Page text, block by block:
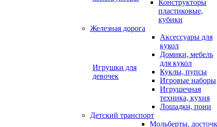
Конструкторы
пластиковые,
кубики
Железная дорога
Игрушки для
девочек
Аксессуары для
кукол
Домики, мебель
для кукол
Куклы, пупсы
Игровые наборы
Игрушечная
техника, кухня
Лошадки, пони
Детский транспорт
Мольберты,